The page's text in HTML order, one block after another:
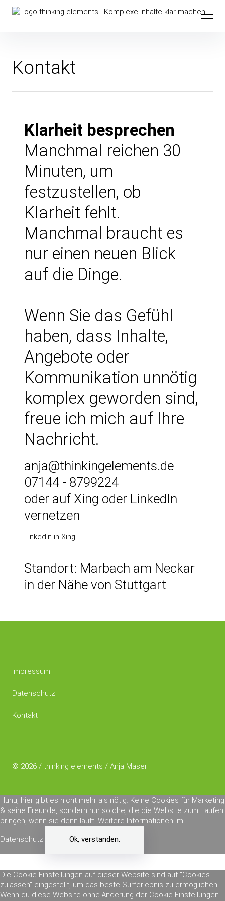
Inhalte überspringen
thinking elements
Kontakt
Klarheit besprechen
Manchmal reichen 30
Minuten, um
festzustellen, ob
Klarheit fehlt.
Manchmal braucht es
nur einen neuen Blick
auf die Dinge.
Wenn Sie das Gefühl
haben, dass Inhalte,
Angebote oder
Kommunikation unnötig
komplex geworden sind,
freue ich mich auf Ihre
Nachricht.
anja@thinkingelements.de
07144 - 8799224
oder auf Xing oder LinkedIn
vernetzen
Linkedin-in Xing
Standort: Marbach am Neckar
in der Nähe von Stuttgart
Impressum
Datenschutz
Kontakt
© 2026 / thinking elements / Anja Maser
Huhu, hier gibt es nicht mehr als nötig. Keine Cookies für Marketing
& seine Freunde, sondern nur solche, die die Website zum Laufen
bringen, wenn sie denn läuft. Weitere Informationen im
Datenschutz Ok, verstanden.
Die Cookie-Einstellungen auf dieser Website sind auf "Cookies
zulassen" eingestellt, um das beste Surferlebnis zu ermöglichen.
Wenn du diese Website ohne Änderung der Cookie-Einstellungen